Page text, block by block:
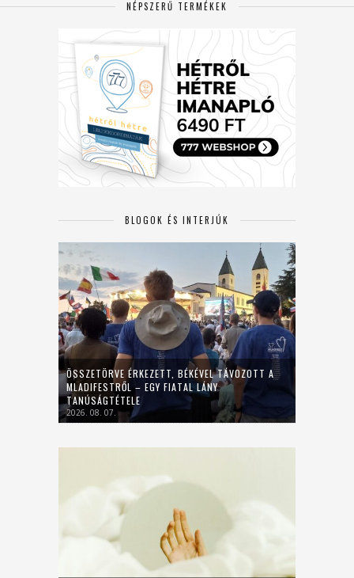
NÉPSZERŰ TERMÉKEK
BLOGOK ÉS INTERJÚK
ÖSSZETÖRVE ÉRKEZETT, BÉKÉVEL TÁVOZOTT A
MLADIFESTRŐL – EGY FIATAL LÁNY
TANÚSÁGTÉTELE
2026. 08. 07.